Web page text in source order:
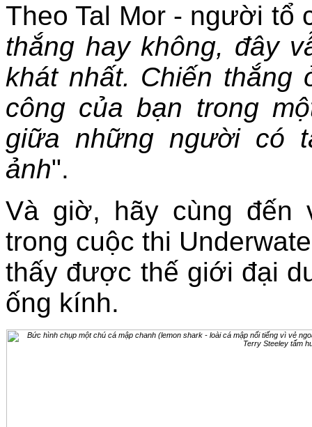
Theo Tal Mor - người tổ
thắng hay không, đây
khát nhất. Chiến
công của bạn trong
giữa những người có
ảnh".
Và giờ, hãy cùng đến
trong cuộc thi
thấy được thế giới đại
ống kính.